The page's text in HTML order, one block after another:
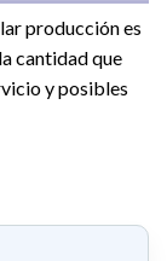
producción es
cantidad que
y posibles